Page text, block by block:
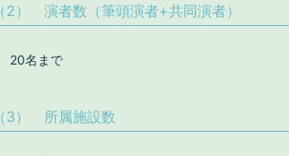
（2）演者数 （筆頭演者+共同演者）
20名まで
（3） 所属施設数